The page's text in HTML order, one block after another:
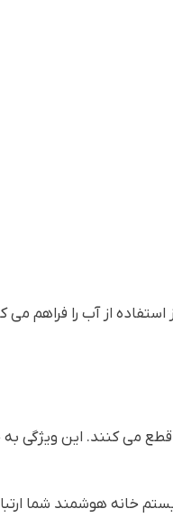
از آب را فراهم
می کنند. این ویژگی
خانه هوشمند شما